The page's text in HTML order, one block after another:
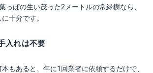
っぱの生い茂った2メートルの常緑樹なら、
十分です。
入れは不要
もあると、年に1回業者に依頼するだけで、